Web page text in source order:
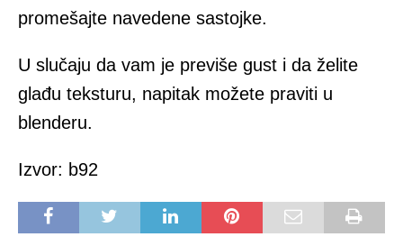
promešajte navedene sastojke.
U slučaju da vam je previše gust i da želite
glađu teksturu, napitak možete praviti u
blenderu.
Izvor: b92